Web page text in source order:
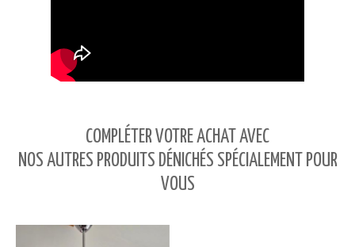
COMPLÉTER VOTRE ACHAT AVEC
NOS AUTRES PRODUITS DÉNICHÉS SPÉCIALEMENT POUR
VOUS